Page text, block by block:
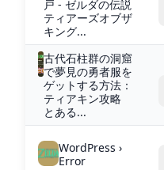
戸 - ゼルダの伝説
ティアーズオブザ
キング...
古代石柱群の洞窟
で夢見の勇者服を
ゲットする方法：
ティアキン攻略
とある...
WordPress ›
Error